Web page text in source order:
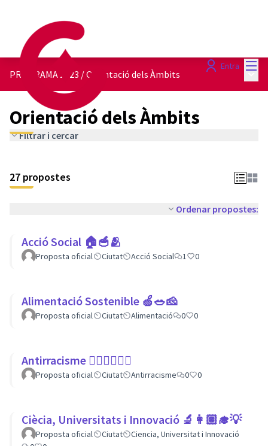
Entra
PROGRAMA 2023 /Orientació dels Àmbits
Orientació dels Àmbits
Filtrar i cercar
27 propostes
Ordenar propostes:
Acció Social 🏠🥣🫂
Proposta oficial Ciutat Acció Social 1 0
Alimentació Sostenible 🍏🥗🧀
Proposta oficial Ciutat Alimentació 0 0
Antirracisme ✊🏾✊🏼✊🏿
Proposta oficial Ciutat Antirracisme 0 0
Ciècia, Universitats i Innovació 🔬👩🏽‍🎓💡
Proposta oficial Ciutat
Ciencia, Universitat i Innovació